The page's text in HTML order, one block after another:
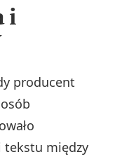
i
producent
między